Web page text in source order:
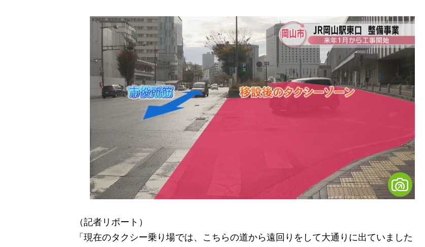
（記者リポート）
「現在のタクシー乗り場では、こちらの道から遠回りをして大通りに出ていました